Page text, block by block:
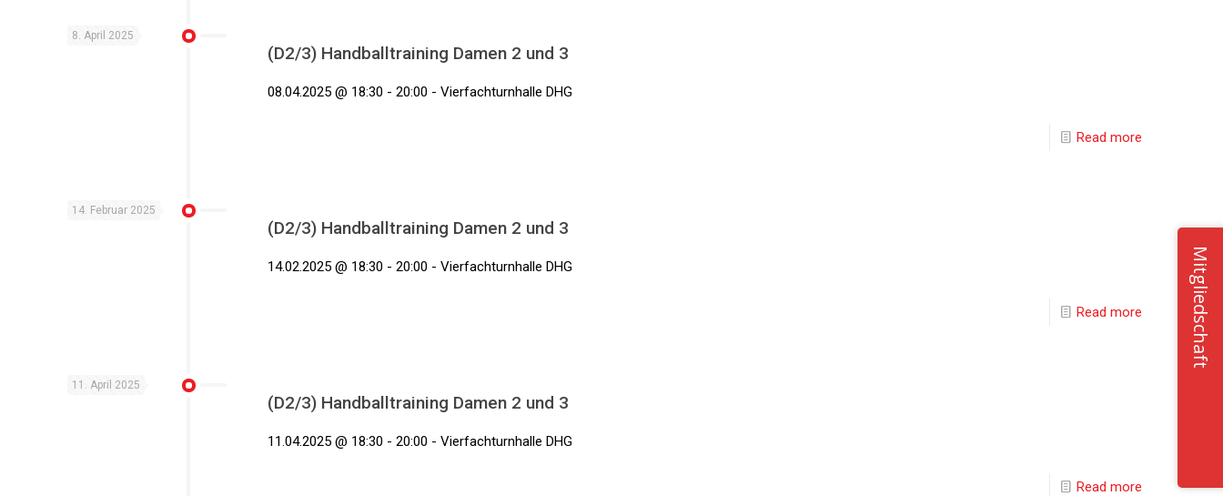
8. April 2025
(D2/3) Handballtraining Damen 2 und 3
08.04.2025 @ 18:30 - 20:00 - Vierfachturnhalle DHG
Read more
14. Februar 2025
(D2/3) Handballtraining Damen 2 und 3
14.02.2025 @ 18:30 - 20:00 - Vierfachturnhalle DHG
Read more
11. April 2025
(D2/3) Handballtraining Damen 2 und 3
11.04.2025 @ 18:30 - 20:00 - Vierfachturnhalle DHG
Read more
Mitgliedschaft